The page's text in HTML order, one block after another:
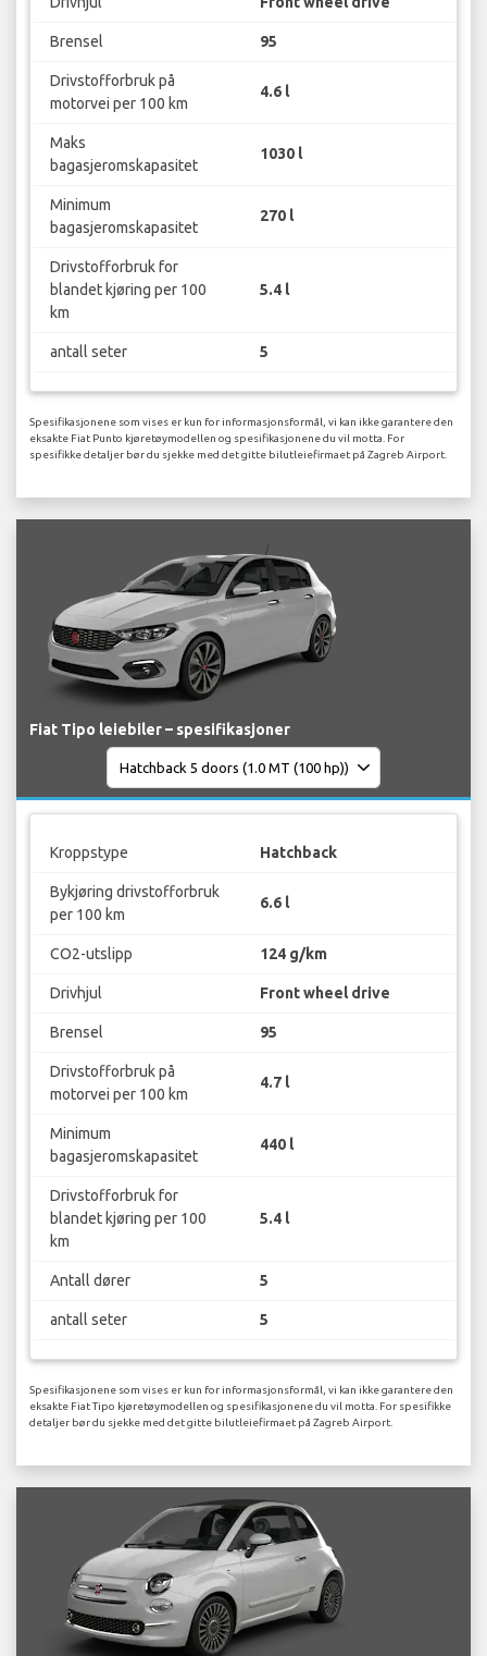
Brensel 95
Drivstofforbruk på
motorvei per 100 km
4.6 l
Maks
bagasjeromskapasitet
1030 l
Minimum
bagasjeromskapasitet
270 l
Drivstofforbruk for
blandet kjøring per 100
km
5.4 l
antall seter 5
Spesifikasjonene som vises er kun for informasjonsformål, vi kan ikke garantere den
eksakte Fiat Punto kjøretøymodellen og spesifikasjonene du vil motta. For
spesifikke detaljer bør du sjekke med det gitte bilutleiefirmaet på Zagreb Airport.
Fiat Tipo leiebiler – spesifikasjoner
Kroppstype Hatchback
Bykjøring drivstofforbruk
per 100 km
6.6 l
CO2-utslipp 124 g/km
Drivhjul Front wheel drive
Brensel 95
Drivstofforbruk på
motorvei per 100 km
4.7 l
Minimum
bagasjeromskapasitet
440 l
Drivstofforbruk for
blandet kjøring per 100
km
5.4 l
Antall dører 5
antall seter 5
Spesifikasjonene som vises er kun for informasjonsformål, vi kan ikke garantere den
eksakte Fiat Tipo kjøretøymodellen og spesifikasjonene du vil motta. For spesifikke
detaljer bør du sjekke med det gitte bilutleiefirmaet på Zagreb Airport.